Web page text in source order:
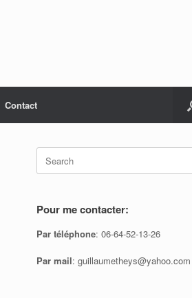
Contact
Search
for:
Pour me contacter:
Par téléphone: 06-64-52-13-26
Par mail: guillaumetheys@yahoo.com